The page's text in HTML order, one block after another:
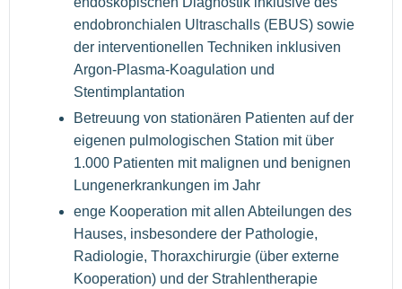
endobronchialen Ultraschalls (EBUS) sowie
der interventionellen Techniken inklusiven
Argon-Plasma-Koagulation und
Stentimplantation
Betreuung von stationären Patienten auf der
eigenen pulmologischen Station mit über
1.000 Patienten mit malignen und benignen
Lungenerkrankungen im Jahr
enge Kooperation mit allen Abteilungen des
Hauses, insbesondere der Pathologie,
Radiologie, Thoraxchirurgie (über externe
Kooperation) und der Strahlentherapie